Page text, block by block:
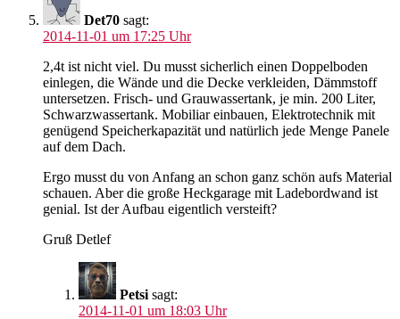
Det70 sagt:
2014-11-01 um 17:25 Uhr
2,4t ist nicht viel. Du musst sicherlich einen Doppelboden
einlegen, die Wände und die Decke verkleiden, Dämmstoff
untersetzen. Frisch- und Grauwassertank, je min. 200 Liter,
Schwarzwassertank. Mobiliar einbauen, Elektrotechnik mit
genügend Speicherkapazität und natürlich jede Menge Panele
auf dem Dach.
Ergo musst du von Anfang an schon ganz schön aufs Material
schauen. Aber die große Heckgarage mit Ladebordwand ist
genial. Ist der Aufbau eigentlich versteift?
Gruß Detlef
Petsi sagt:
2014-11-01 um 18:03 Uhr